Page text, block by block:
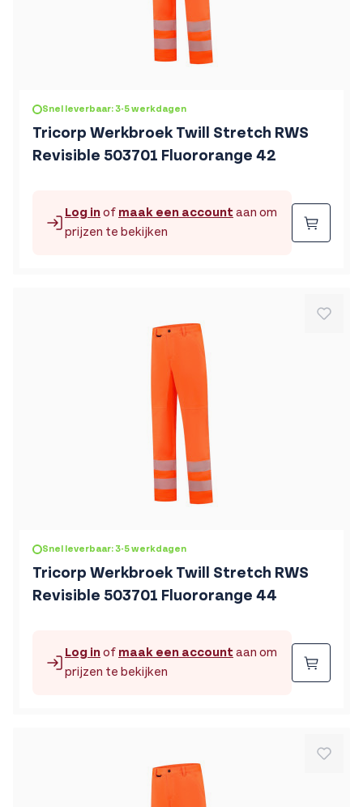
Snel leverbaar: 3-5 werkdagen
Tricorp Werkbroek Twill Stretch RWS
Revisible 503701 Fluororange 42
Log inof maak een account aan om
prijzen te bekijken
Snel leverbaar: 3-5 werkdagen
Tricorp Werkbroek Twill Stretch RWS
Revisible 503701 Fluororange 44
Log inof maak een account aan om
prijzen te bekijken